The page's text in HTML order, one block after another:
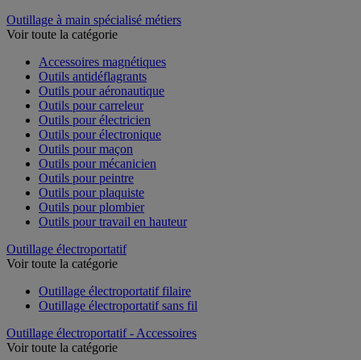
Outillage à main spécialisé métiers
Voir toute la catégorie
Accessoires magnétiques
Outils antidéflagrants
Outils pour aéronautique
Outils pour carreleur
Outils pour électricien
Outils pour électronique
Outils pour maçon
Outils pour mécanicien
Outils pour peintre
Outils pour plaquiste
Outils pour plombier
Outils pour travail en hauteur
Outillage électroportatif
Voir toute la catégorie
Outillage électroportatif filaire
Outillage électroportatif sans fil
Outillage électroportatif - Accessoires
Voir toute la catégorie